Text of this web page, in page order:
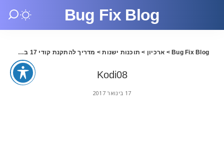
Bug Fix Blog
Bug Fix Blog
> ארכיון > תוכנות ישנות> מדריך להתקנת קודי 17 בעברית
Kodi08
17 בינואר 2017